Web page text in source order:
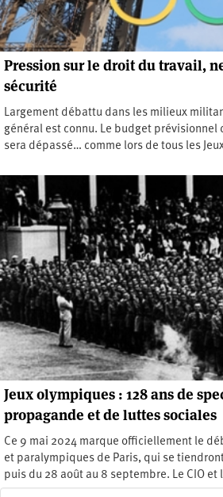
Pression sur le droit du travail,
sécurité
Largement débattu dans les milieux
général est connu. Le budget
sera dépassé… comme lors de tous les
Jeux olympiques : 128 ans de
propagande et de luttes sociales
Ce 9 mai 2024 marque officiellement le
et paralympiques de Paris, qui se
puis du 28 août au 8 septembre. Le CIO et